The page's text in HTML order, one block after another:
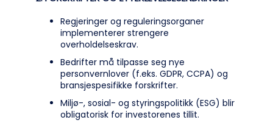
Regjeringer og reguleringsorganer
implementerer strengere
overholdelseskrav.
Bedrifter må tilpasse seg nye
personvernlover (f.eks. GDPR, CCPA) og
bransjespesifikke forskrifter.
Miljø-, sosial- og styringspolitikk (ESG) blir
obligatorisk for investorenes tillit.